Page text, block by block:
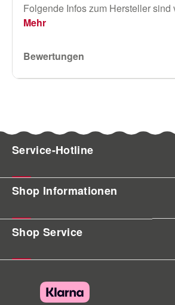
Folgende Infos zum Hersteller sind
Mehr
Bewertungen
Service-Hotline
Shop Informationen
Shop Service